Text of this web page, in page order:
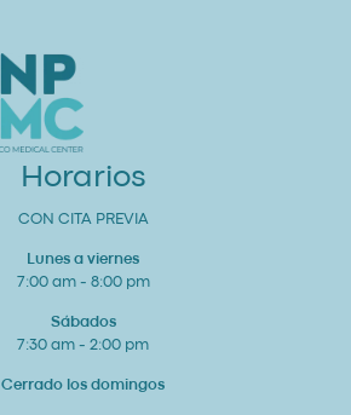
Horarios
CON CITA PREVIA
Lunes a viernes
7:00 am - 8:00 pm
Sábados
7:30 am - 2:00 pm
Cerrado los domingos